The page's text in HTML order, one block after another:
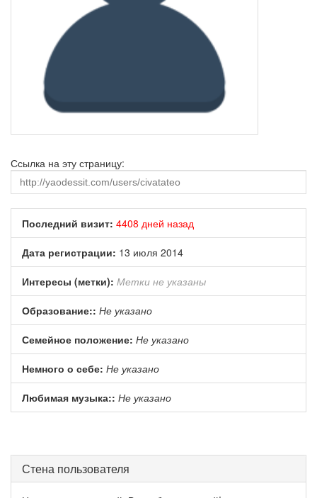
Ссылка на эту страницу:
Последний визит: 4408 дней назад
Дата регистрации: 13 июля 2014
Интересы (метки): Метки не указаны
Образование:: Не указано
Семейное положение: Не указано
Немного о себе: Не указано
Любимая музыка:: Не указано
Стена пользователя